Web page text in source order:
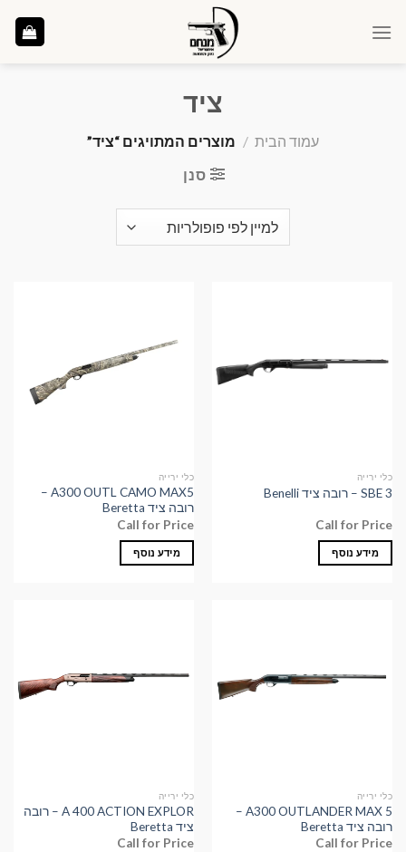
ציד
עמוד הבית / מוצרים המתויגים “ציד”
סנן
כלי ירייה
SBE 3 – רובה ציד Benelli
Call for Price
מידע נוסף
כלי ירייה
A300 OUTL CAMO MAX5 –
רובה ציד Beretta
Call for Price
מידע נוסף
כלי ירייה
A300 OUTLANDER MAX 5 –
רובה ציד Beretta
Call for Price
כלי ירייה
A 400 ACTION EXPLOR – רובה
ציד Beretta
Call for Price